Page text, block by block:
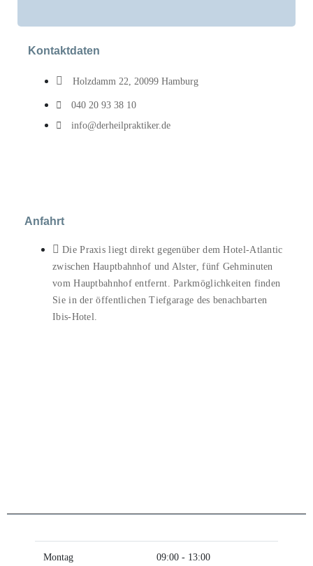
Kontaktdaten
Holzdamm 22, 20099 Hamburg
040 20 93 38 10
info@derheilpraktiker.de
Anfahrt
Die Praxis liegt direkt gegenüber dem Hotel-Atlantic
zwischen Hauptbahnhof und Alster, fünf Gehminuten
vom Hauptbahnhof entfernt. Parkmöglichkeiten finden
Sie in der öffentlichen Tiefgarage des benachbarten
Ibis-Hotel.
Montag 09:00 - 13:00